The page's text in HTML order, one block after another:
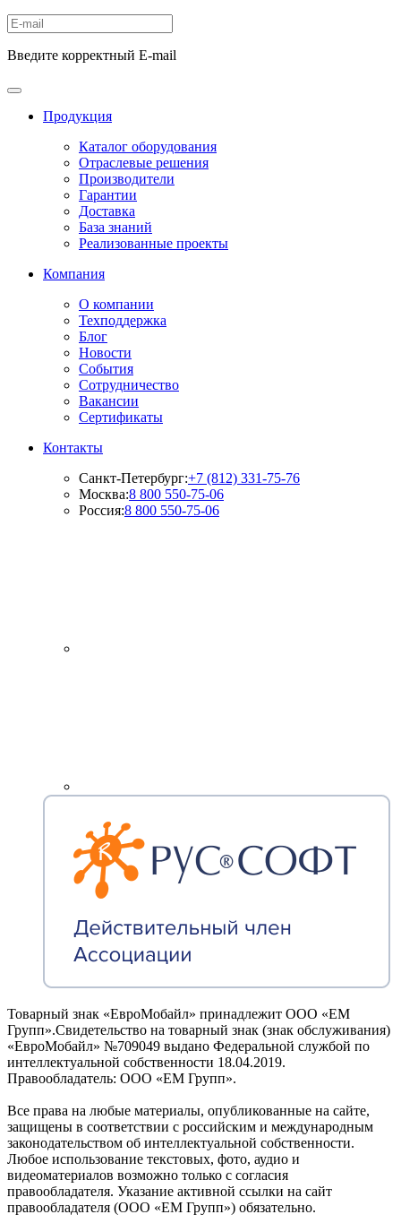
Введите корректный E-mail
Продукция
Каталог оборудования
Отраслевые решения
Производители
Гарантии
Доставка
База знаний
Реализованные проекты
Компания
О компании
Техподдержка
Блог
Новости
События
Сотрудничество
Вакансии
Сертификаты
Контакты
Санкт-Петербург:+7 (812) 331-75-76
Москва:8 800 550-75-06
Россия:8 800 550-75-06
Товарный знак «ЕвроМобайл» принадлежит ООО «ЕМ
Групп».Свидетельство на товарный знак (знак обслуживания)
«ЕвроМобайл» №709049 выдано Федеральной службой по
интеллектуальной собственности 18.04.2019.
Правообладатель: ООО «ЕМ Групп».
Все права на любые материалы, опубликованные на сайте,
защищены в соответствии с российским и международным
законодательством об интеллектуальной собственности.
Любое использование текстовых, фото, аудио и
видеоматериалов возможно только с согласия
правообладателя. Указание активной ссылки на сайт
правообладателя (ООО «ЕМ Групп») обязательно.